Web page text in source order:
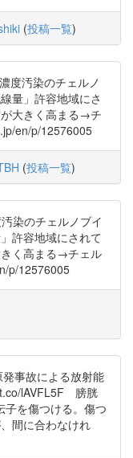
(投稿一覧)
度汚染のチェルノ
量」許容地域にさ
大きく高まる→チ
en/p/12576005
(投稿一覧)
染のチェルノブイ
許容地域にされて
く高まる→チェル
p/12576005
事故による放射能
lAVFL5F 膀胱
子を傷つける。傷つ
間に合わなけれ